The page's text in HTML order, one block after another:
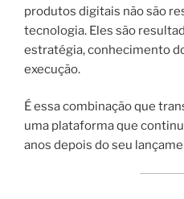
produtos digitais não são
tecnologia. Eles são
estratégia, conhecimento
execução.
É essa combinação que
uma plataforma que
anos depois do seu